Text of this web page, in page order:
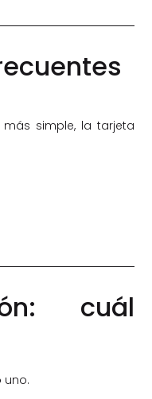
simple, la tarjeta
cuál
uno.